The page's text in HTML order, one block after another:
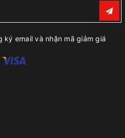
ký email và nhận mã giảm giá